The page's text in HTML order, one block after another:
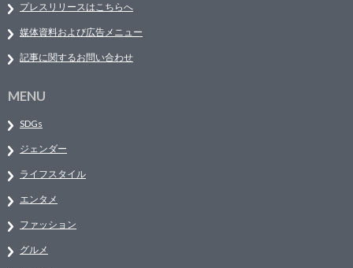
プレスリリースはこちらへ
媒体資料および広告メニュー
記事に関するお問い合わせ
MENU
SDGs
ジェンダー
ライフスタイル
エンタメ
ファッション
グルメ